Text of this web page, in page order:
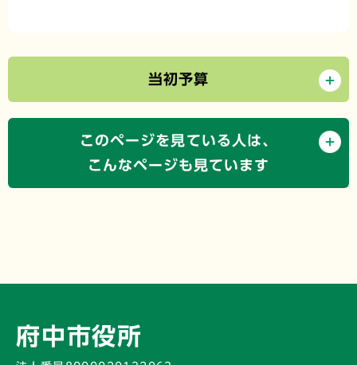
当初予算
このページを見ている人は、
こんなページも見ています
府中市役所